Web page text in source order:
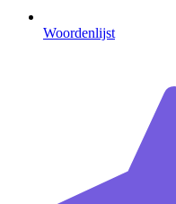
Woordenlijst